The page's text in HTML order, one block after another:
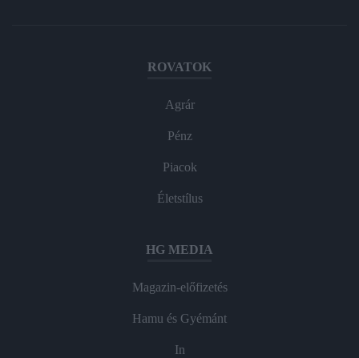
ROVATOK
Agrár
Pénz
Piacok
Életstílus
HG MEDIA
Magazin-előfizetés
Hamu és Gyémánt
In